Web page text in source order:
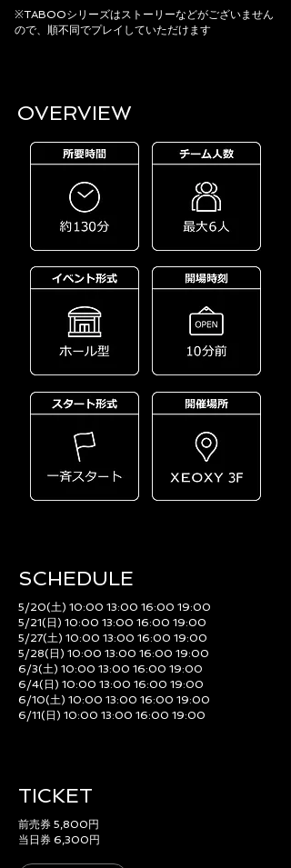
※TABOOシリーズはストーリーなどがございません
ので、順不同でプレイしていただけます
OVERVIEW​
SCHEDULE​
5/20(土) 10:00 13:00 16:00 19:00
5/21(日) 10:00 13:00 16:00 19:00
5/27(土) 10:00 13:00 16:00 19:00
5/28(日) 10:00 13:00 16:00 19:00
6/3(土) 10:00 13:00 16:00 19:00
6/4(日) 10:00 13:00 16:00 19:00
6/10(土) 10:00 13:00 16:00 19:00
6/11(日) 10:00 13:00 16:00 19:00
TICKET
前売券 5,800円
当日券 6,300円